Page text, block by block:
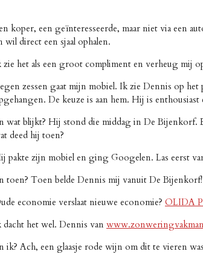
koper, een geïnteresseerde, maar niet via een
wil direct een sjaal ophalen.
zie het als een groot compliment en verheug mij
zessen gaat mijn mobiel. Ik zie Dennis op het
De keuze is aan hem. Hij is
wat blijkt? Hij stond die middag in De Bijenkorf.
deed hij toen?
pakte zijn mobiel en ging Googelen. Las eerst
toen? Toen belde Dennis mij vanuit De Bijenkorf!
economie verslaat nieuwe economie? OLIDA
dacht het wel. Dennis van
ik? Ach, een glaasje rode wijn om dit te vieren